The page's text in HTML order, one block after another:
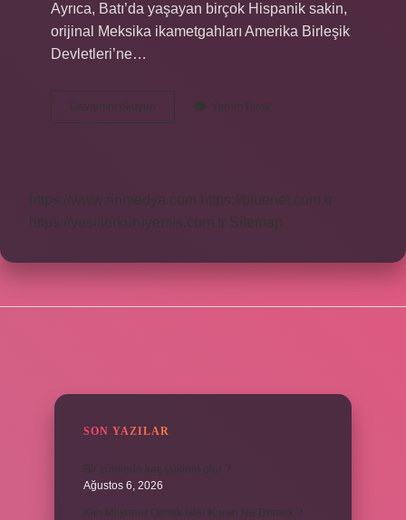
Ayrıca, Batı’da yaşayan birçok Hispanik sakin,
orijinal Meksika ikametgahları Amerika Birleşik
Devletleri’ne…
Devamını okuyun Amerikanın
Yüzde
Yorum Bırak
https://www.rinmedya.com https://bluenet.com.tr
https://yesillerkuruyemis.com.tr Sitemap
SON YAZILAR
Bir cümlede kaç yüklem olur ?
Ağustos 6, 2026
Kim Milyoner Olmak İster Kuran Ne Demek ?